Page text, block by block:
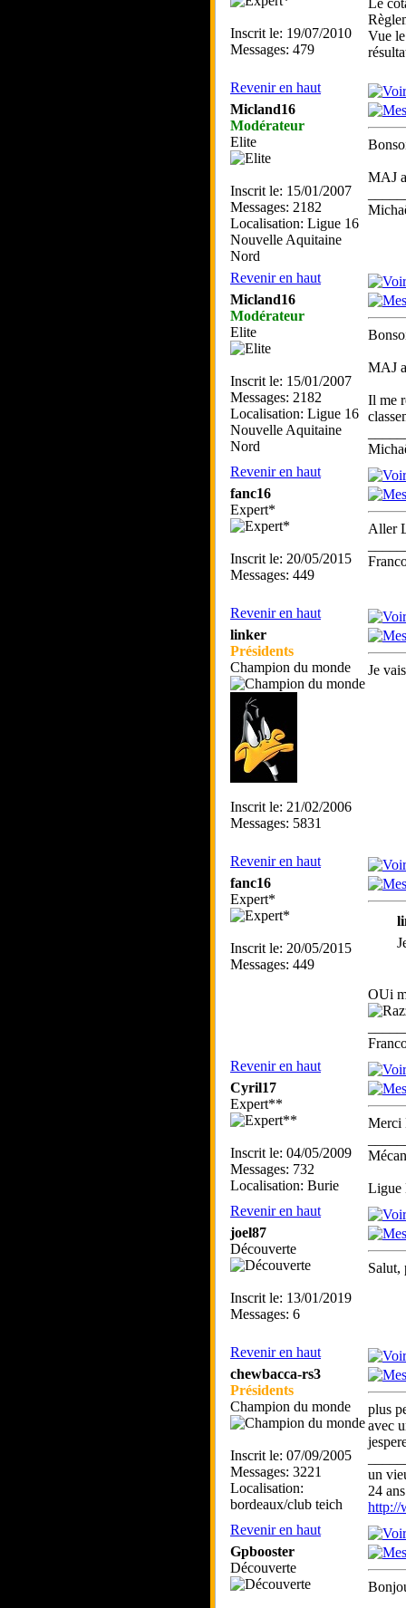
Inscrit le: 19/07/2010
Messages: 479
Le
Vue
Revenir en haut
Micland16
Modérateur
Elite
Inscrit le: 15/01/2007
Messages: 2182
Localisation: Ligue 16
Nouvelle Aquitaine
Nord
MAJ
Revenir en haut
Micland16
Modérateur
Elite
Inscrit le: 15/01/2007
Messages: 2182
Localisation: Ligue 16
Nouvelle Aquitaine
Nord
MAJ
Il me
Revenir en haut
fanc16
Expert*
Inscrit le: 20/05/2015
Messages: 449
Aller
Revenir en haut
linker
Présidents
Champion du monde
Inscrit le: 21/02/2006
Messages: 5831
Je
Revenir en haut
fanc16
Expert*
Inscrit le: 20/05/2015
Messages: 449
OUi
Revenir en haut
Cyril17
Expert**
Inscrit le: 04/05/2009
Messages: 732
Localisation: Burie
Merci
Ligue
Revenir en haut
joel87
Découverte
Inscrit le: 13/01/2019
Messages: 6
Salut,
Revenir en haut
chewbacca-rs3
Présidents
Champion du monde
Inscrit le: 07/09/2005
Messages: 3221
Localisation:
bordeaux/club teich
plus
avec
un
24
http://
Revenir en haut
Gpbooster
Découverte